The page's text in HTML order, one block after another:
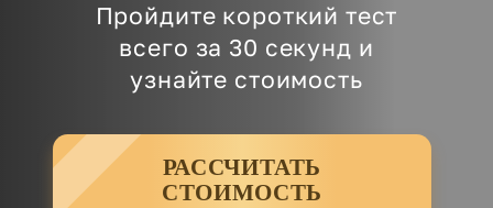
ОТЗЫВЫ И ВИДЕО
КОНТАКТЫ
Пройдите короткий тест
всего за 30 секунд и
узнайте стоимость
РАССЧИТАТЬ
СТОИМОСТЬ